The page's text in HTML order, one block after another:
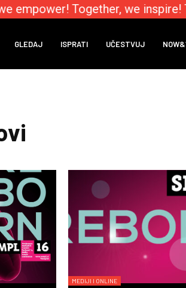
empower! Together, we
GLEDAJ ISPRATI UČESTVUJ
MEDIJI I ONLINE